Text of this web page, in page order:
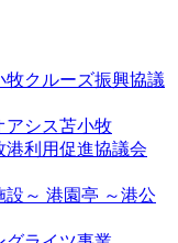
牧クルーズ振興協議
アシス苫小牧
港利用促進協議会
港園亭 ～港公